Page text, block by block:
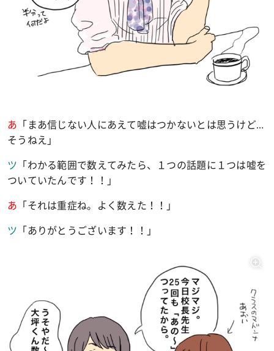
あ 「まあ信じない人にあえて嘘はつかないとは思うけど…
そうねえ」
ツ 「わかる範囲で数えてみたら、１つの話題に１つは嘘を
ついていたんです！！」
あ 「それは重症ね。よく数えた！！」
ツ 「ありがとうございます！！」